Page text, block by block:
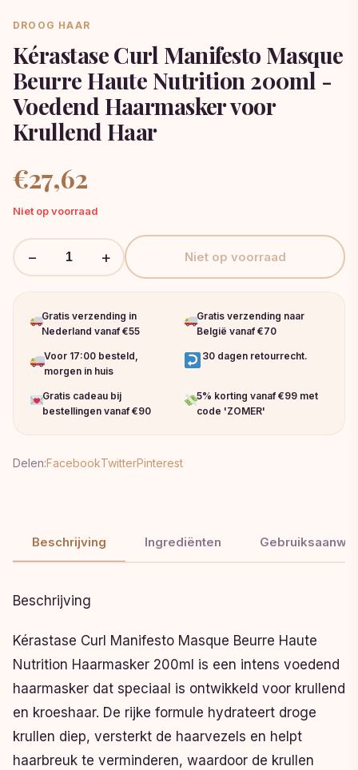
DROOG HAAR
Kérastase Curl Manifesto Masque
Beurre Haute Nutrition 200ml -
Voedend Haarmasker voor
Krullend Haar
€27,62
Niet op voorraad
− + Niet op voorraad
Gratis verzending in
Nederland vanaf €55
Gratis verzending naar
België vanaf €70
Voor 17:00 besteld,
morgen in huis
30 dagen retourrecht.
Gratis cadeau bij
bestellingen vanaf €90
5% korting vanaf €99 met
code 'ZOMER'
Delen:FacebookTwitterPinterest
Beschrijving Ingrediënten
Beschrijving
Kérastase Curl Manifesto Masque Beurre Haute
Nutrition Haarmasker 200ml is een intens voedend
haarmasker dat speciaal is ontwikkeld voor krullend
en kroeshaar. De rijke formule hydrateert droge
krullen diep, versterkt de haarvezels en helpt
haarbreuk te verminderen, waardoor de krullen